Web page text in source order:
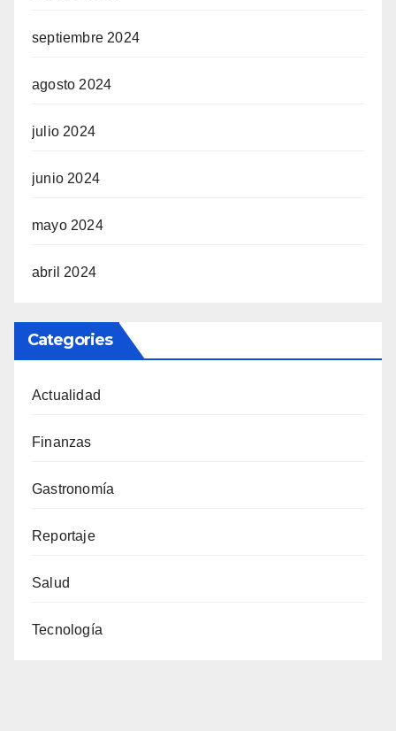
septiembre 2024
agosto 2024
julio 2024
junio 2024
mayo 2024
abril 2024
Categories
Actualidad
Finanzas
Gastronomía
Reportaje
Salud
Tecnología